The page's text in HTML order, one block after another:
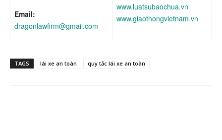
Email:
dragonlawfirm@gmail.com
www.luatsubaochua.vn
www.giaothongvietnam.vn
TAGS lái xe an toàn quy tắc lái xe an toàn